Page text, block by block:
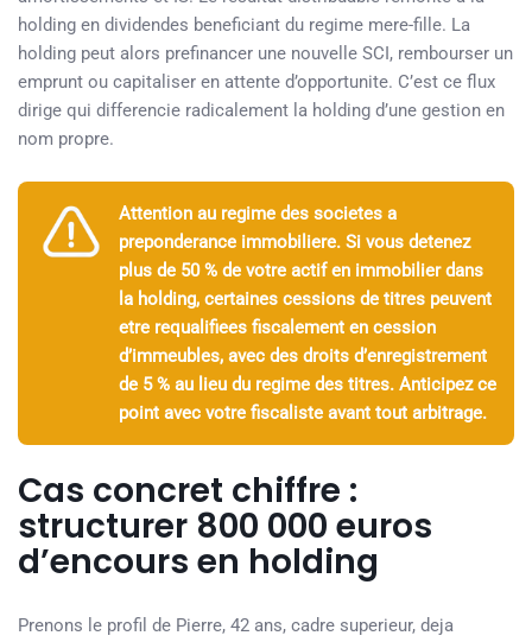
holding en dividendes beneficiant du regime mere-fille. La
holding peut alors prefinancer une nouvelle SCI, rembourser un
emprunt ou capitaliser en attente d’opportunite. C’est ce flux
dirige qui differencie radicalement la holding d’une gestion en
nom propre.
Attention au regime des societes a
preponderance immobiliere. Si vous detenez
plus de 50 % de votre actif en immobilier dans
la holding, certaines cessions de titres peuvent
etre requalifiees fiscalement en cession
d’immeubles, avec des droits d’enregistrement
de 5 % au lieu du regime des titres. Anticipez ce
point avec votre fiscaliste avant tout arbitrage.
Cas concret chiffre :
structurer 800 000 euros
d’encours en holding
Prenons le profil de Pierre, 42 ans, cadre superieur, deja